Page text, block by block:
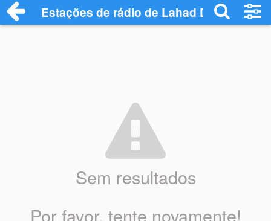
Estações de rádio de Lahad Datu - Ouça
Sem resultados
Por favor, tente novamente!